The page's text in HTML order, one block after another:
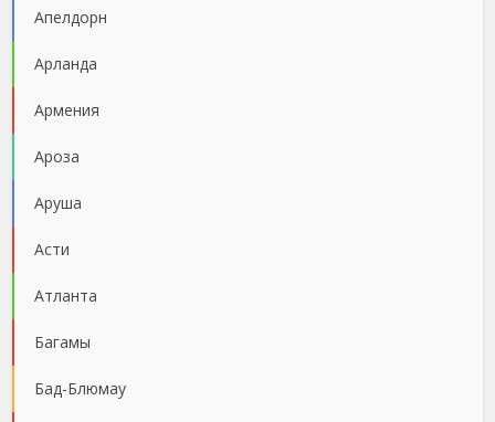
Апелдорн
Арланда
Армения
Ароза
Аруша
Асти
Атланта
Багамы
Бад-Блюмау